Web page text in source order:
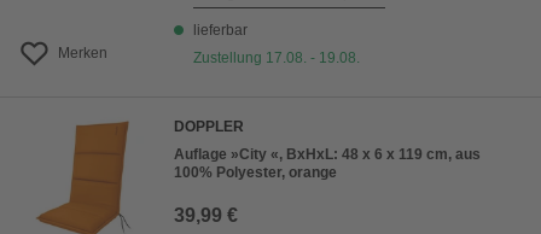
Merken
lieferbar
Zustellung 17.08. - 19.08.
DOPPLER
Auflage »City «, BxHxL: 48 x 6 x 119 cm, aus
100% Polyester, orange
39,99 €